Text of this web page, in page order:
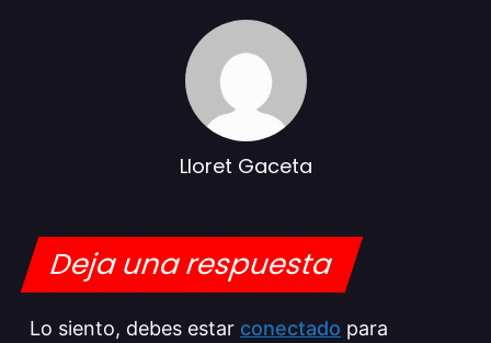
Lloret Gaceta
Deja una respuesta
Lo siento, debes estar conectado para